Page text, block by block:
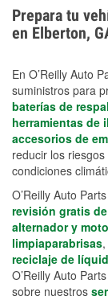
los daños
preparar
medidas de
Prepara tu
en Elberton,
En O’Reilly Auto
suministros para
baterías de
herramientas de
accesorios de
reducir los
condiciones
O’Reilly Auto
revisión gratis
alternador y
limpiaparabrisas,
reciclaje de
O’Reilly Auto
sobre nuestros